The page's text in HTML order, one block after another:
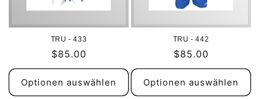
e
TRU - 433
Normaler
Preis
$85.00
Optionen auswählen
TRU - 442
Normaler
Preis
$85.00
Optionen auswählen